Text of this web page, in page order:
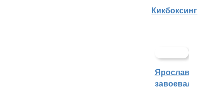
Кикбоксинг
Ярославцы
завоевали